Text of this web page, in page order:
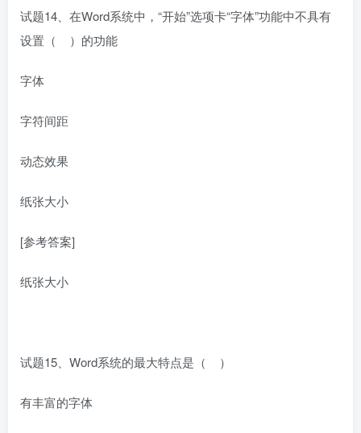
试题14、在Word系统中，“开始”选项卡“字体”功能中不具有
设置（ ）的功能
字体
字符间距
动态效果
纸张大小
[参考答案]
纸张大小
试题15、Word系统的最大特点是（ ）
有丰富的字体